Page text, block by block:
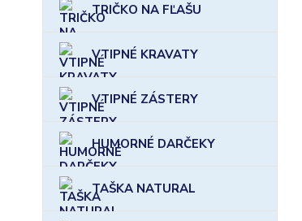
TRIČKO NA FĽAŠU
VTIPNÉ KRAVATY
VTIPNÉ ZÁSTERY
HUMORNÉ DARČEKY
TAŠKA NATURAL